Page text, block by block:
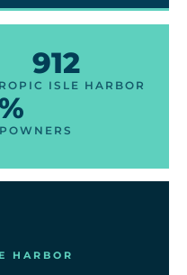
912
ISLE HARBOR
HARBOR